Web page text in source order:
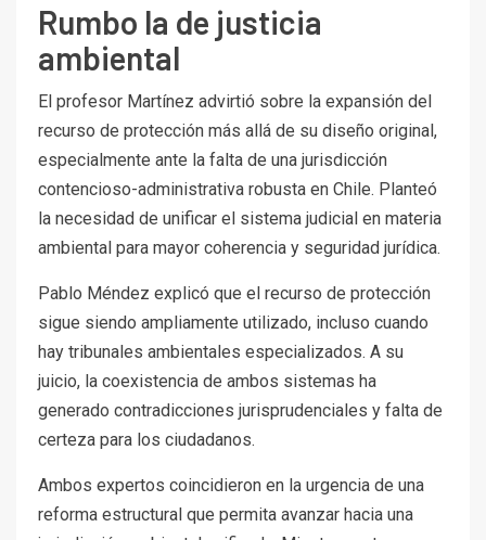
Rumbo la de justicia
ambiental
El profesor Martínez advirtió sobre la expansión del
recurso de protección más allá de su diseño original,
especialmente ante la falta de una jurisdicción
contencioso-administrativa robusta en Chile. Planteó
la necesidad de unificar el sistema judicial en materia
ambiental para mayor coherencia y seguridad jurídica.
Pablo Méndez explicó que el recurso de protección
sigue siendo ampliamente utilizado, incluso cuando
hay tribunales ambientales especializados. A su
juicio, la coexistencia de ambos sistemas ha
generado contradicciones jurisprudenciales y falta de
certeza para los ciudadanos.
Ambos expertos coincidieron en la urgencia de una
reforma estructural que permita avanzar hacia una